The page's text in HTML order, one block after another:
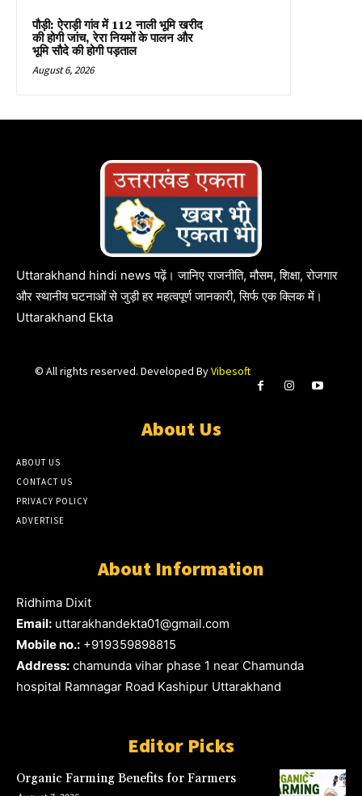
पौड़ी: ऐराड़ी गांव में 112 नाली भूमि खरीद
की होगी जांच, रेरा नियमों के पालन और
भूमि सौदे की होगी पड़ताल
August 6, 2026
Uttarakhand hindi news पढ़ें। जानिए राजनीति, मौसम, शिक्षा, रोजगार
और स्थानीय घटनाओं से जुड़ी हर महत्वपूर्ण जानकारी, सिर्फ एक क्लिक में।
Uttarakhand Ekta
© All rights reserved. Developed ByVibesoft
About Us
ABOUT US
CONTACT US
PRIVACY POLICY
ADVERTISE
About Information
Ridhima Dixit
Email: uttarakhandekta01@gmail.com
Mobile no.: +919359898815
Address: chamunda vihar phase 1 near Chamunda
hospital Ramnagar Road Kashipur Uttarakhand
Editor Picks
Organic Farming Benefits for Farmers